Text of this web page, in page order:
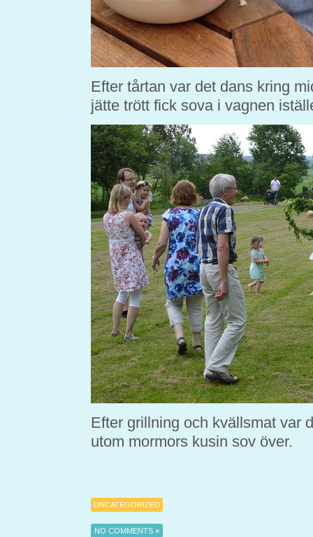
Efter tårtan var det dans kring
jätte trött fick sova i vagnen
Efter grillning och kvällsmat var
utom mormors kusin sov över.
UNCATEGORIZED
NO COMMENTS »